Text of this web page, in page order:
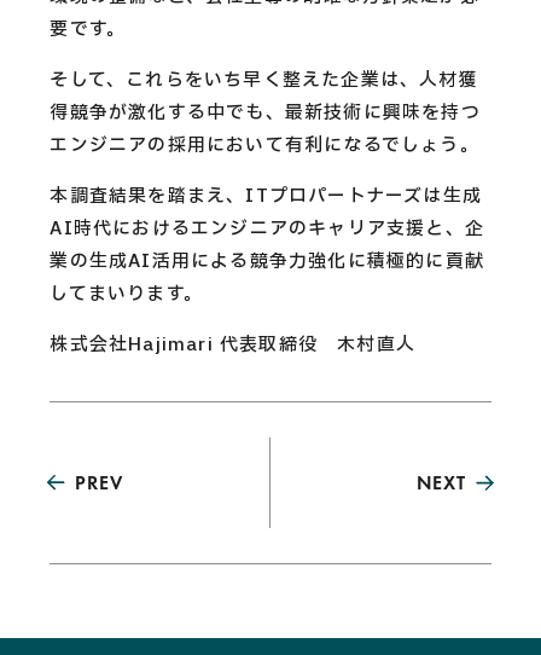
要です。
そして、これらをいち早く整えた企業は、人材獲
得競争が激化する中でも、最新技術に興味を持つ
エンジニアの採用において有利になるでしょう。
本調査結果を踏まえ、ITプロパートナーズは生成
AI時代におけるエンジニアのキャリア支援と、企
業の生成AI活用による競争力強化に積極的に貢献
してまいります。
株式会社Hajimari 代表取締役 木村直人
PREV NEXT